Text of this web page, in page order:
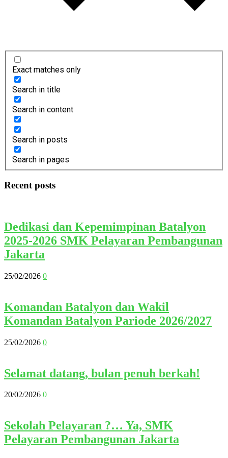
Exact matches only
Search in title
Search in content
Search in posts
Search in pages
Recent posts
Dedikasi dan Kepemimpinan Batalyon
2025-2026 SMK Pelayaran Pembangunan
Jakarta
25/02/2026 0
Komandan Batalyon dan Wakil
Komandan Batalyon Pariode 2026/2027
25/02/2026 0
Selamat datang, bulan penuh berkah!
20/02/2026 0
Sekolah Pelayaran ?… Ya, SMK
Pelayaran Pembangunan Jakarta